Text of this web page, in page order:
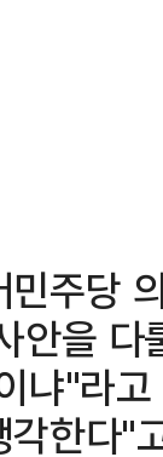
주당
안을
냐"라
한다"